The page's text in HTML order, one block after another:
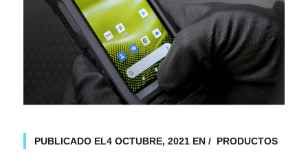
PUBLICADO EL4 OCTUBRE, 2021EN PRODUCTOS